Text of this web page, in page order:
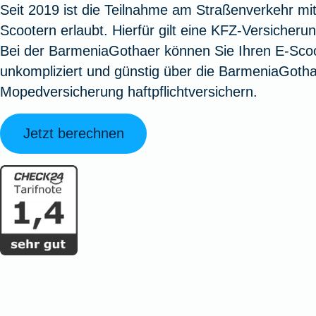
Oldtimerversicherung
Zur Produktübersicht
Rundum-
Jagd- und
Augenzusatzversicherung
Zur Produktübersicht
Zur
Vermögensschadenversicherung
Cyber-Versicherung
Zur Produktübersicht
Spezialversicherungen
Filmversicherung
Zur Serviceübersicht
Seit 2019 ist die Teilnahme am Straßenverkehr
Scootern erlaubt. Hierfür gilt eine KFZ-
Bei der BarmeniaGothaer können Sie Ihren E-
unkompliziert und günstig über die
Mopedversicherung haftpflichtversichern.
Jetzt berechnen